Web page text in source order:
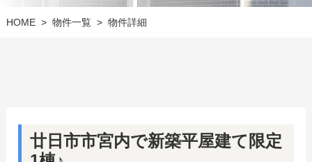
HOME > 物件一覧 > 物件詳細
廿日市市宮内で新築平屋建て限定